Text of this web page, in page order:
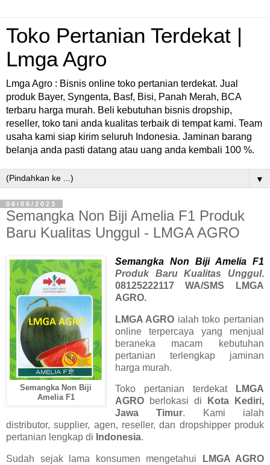
Toko Pertanian Terdekat |
Lmga Agro
Lmga Agro : Bisnis online toko pertanian terdekat. Jual
produk Bayer, Syngenta, Basf, Bisi, Panah Merah, BCA
terbaru harga murah. Beli kebutuhan bisnis dropship,
reseller, toko tani anda kualitas terbaik di tempat kami. Team
usaha kami siap kirim seluruh Indonesia. Jaminan barang
belanja anda pasti datang atau uang anda kembali 100 %.
▼
06/06/2023
Semangka Non Biji Amelia F1 Produk
Baru Kualitas Unggul - LMGA AGRO
Semangka Non Biji
Amelia F1
Semangka Non Biji Amelia F1
Produk Baru Kualitas Unggul.
08125222117 WA/SMS LMGA
AGRO.
LMGA AGRO ialah toko pertanian
online terpercaya yang menjual
beraneka macam kebutuhan
pertanian terlengkap jaminan
harga murah.
Toko pertanian terdekat
LMGA
AGROberlokasi di
Kota Kediri,
Jawa Timur. Kami ialah
distributor, supplier, agen, reseller, dan dropshipper produk
pertanian lengkap di Indonesia.
Sudah sejak lama konsumen mengetahui
LMGA AGRO